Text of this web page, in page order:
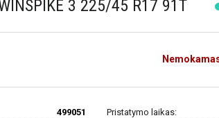
3 225/45 R17 91T
499051 Pristatymo laikas: